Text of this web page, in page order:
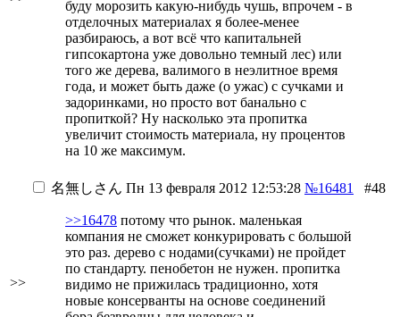
буду морозить какую-нибудь чушь, впрочем - в
отделочных материалах я более-менее
разбираюсь, а вот всё что капитальней
гипсокартона уже довольно темный лес) или
того же дерева, валимого в неэлитное время
года, и может быть даже (о ужас) с сучками и
задоринками, но просто вот банально с
пропиткой? Ну насколько эта пропитка
увеличит стоимость материала, ну процентов
на 10 же максимум.
>>
名無しさん Пн 13 февраля 2012 12:53:28 №16481 #48
>>16478 потому что рынок. маленькая
компания не сможет конкурировать с большой
это раз. дерево с нодами(сучками) не пройдет
по стандарту. пенобетон не нужен. пропитка
видимо не прижилась традиционно, хотя
новые консерванты на основе соединений